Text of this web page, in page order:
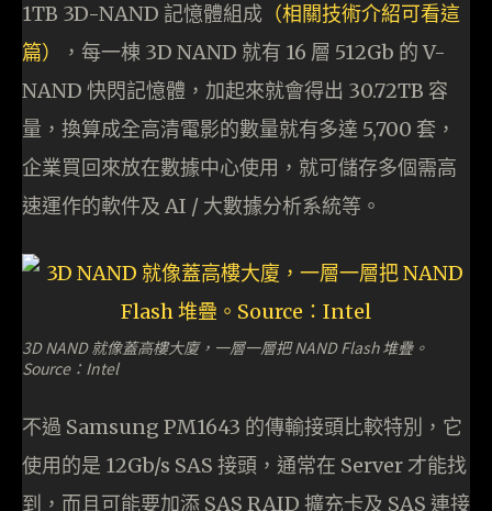
1TB 3D-NAND 記憶體組成 （相關技術介紹可看這
篇）
，每一棟 3D NAND 就有 16 層 512Gb 的 V-
NAND 快閃記憶體，加起來就會得出 30.72TB 容
量，換算成全高清電影的數量就有多達 5,700 套，
企業買回來放在數據中心使用，就可儲存多個需高
速運作的軟件及 AI / 大數據分析系統等。
3D NAND 就像蓋高樓大廈，一層一層把 NAND Flash 堆疊。
Source：Intel
不過 Samsung PM1643 的傳輸接頭比較特別，它
使用的是 12Gb/s SAS 接頭，通常在 Server 才能找
到，而且可能要加添 SAS RAID 擴充卡及 SAS 連接